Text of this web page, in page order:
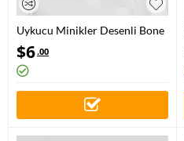
Uykucu Minikler Desenli Bone
(Cotton Likra Kumaş)
$6.00